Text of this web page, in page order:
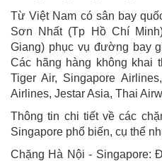
Từ Việt Nam có sân bay
Sơn Nhất (Tp Hồ Chí
Giang) phục vụ đường bay
Các hãng hàng không khai
Tiger Air, Singapore
Airlines, Jestar Asia, Thai
Thông tin chi tiết về các
Singapore phổ biến, cụ thể
Chặng Hà Nội - Singapore: